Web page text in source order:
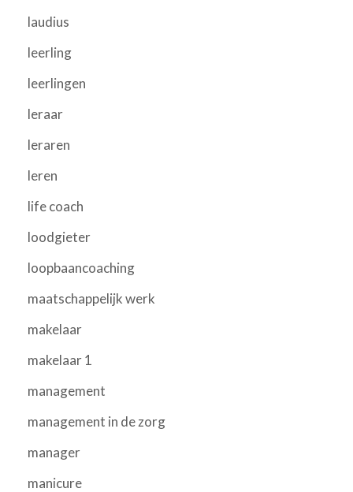
laudius
leerling
leerlingen
leraar
leraren
leren
life coach
loodgieter
loopbaancoaching
maatschappelijk werk
makelaar
makelaar 1
management
management in de zorg
manager
manicure